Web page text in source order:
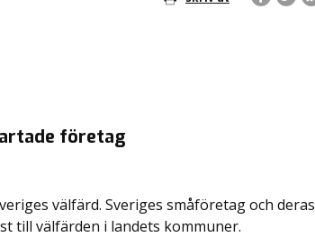
företag
välfärd. Sveriges småföretag och deras
till välfärden i landets kommuner.